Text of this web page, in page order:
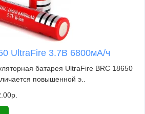
UltraFire 3.7В 6800мА/ч
батарея UltraFire BRC 18650
повышенной э..